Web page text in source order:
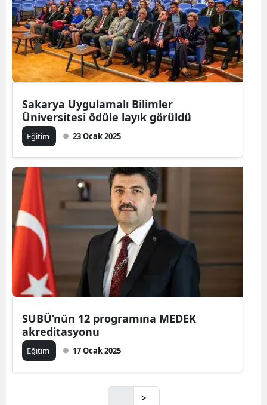
Sakarya Uygulamalı Bilimler
Üniversitesi ödüle layık görüldü
Eğitim 23 Ocak 2025
SUBÜ’nün 12 programına MEDEK
akreditasyonu
Eğitim 17 Ocak 2025
>